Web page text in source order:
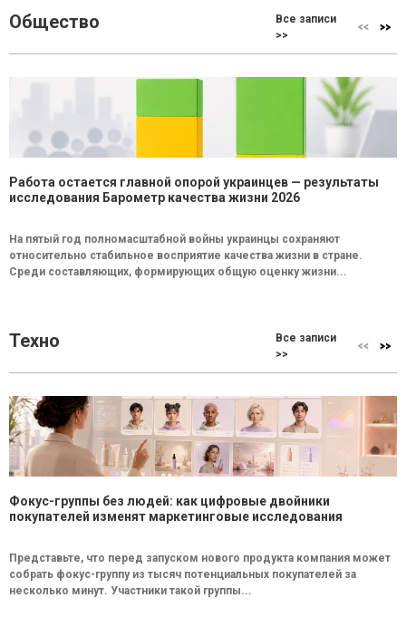
Общество
Все записи
>>
Работа остается главной опорой украинцев — результаты
исследования Барометр качества жизни 2026
На пятый год полномасштабной войны украинцы сохраняют
относительно стабильное восприятие качества жизни в стране.
Среди составляющих, формирующих общую оценку жизни...
Техно
Все записи
>>
Фокус-группы без людей: как цифровые двойники
покупателей изменят маркетинговые исследования
Представьте, что перед запуском нового продукта компания может
собрать фокус-группу из тысяч потенциальных покупателей за
несколько минут. Участники такой группы...